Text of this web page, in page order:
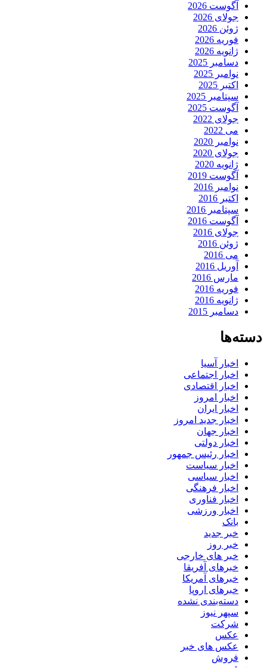
آگوست 2026
جولای 2026
ژوئن 2026
فوریه 2026
ژانویه 2026
دسامبر 2025
نوامبر 2025
اکتبر 2025
سپتامبر 2025
آگوست 2025
جولای 2022
می 2022
نوامبر 2020
جولای 2020
ژانویه 2020
آگوست 2019
نوامبر 2016
اکتبر 2016
سپتامبر 2016
آگوست 2016
جولای 2016
ژوئن 2016
می 2016
آوریل 2016
مارس 2016
فوریه 2016
ژانویه 2016
دسامبر 2015
دسته‌ها
اخبار آسیا
اخبار اجتماعی
اخبار اقتصادی
اخبار امروز
اخبار ایران
اخبار جدید امروز
اخبار جهان
اخبار دولتی
اخبار رئیس جمهور
اخبار سیاست
اخبار سیاسی
اخبار فرهنگی
اخبار فناوری
اخبار ورزشی
بانک
خبر جدید
خبر روز
خبر های خارجی
خبرهای آفریقا
خبرهای آمریکا
خبرهای اروپا
دسته‌بندی نشده
سپهر نیوز
شرکت
عکس
عکس های خبر
فروش